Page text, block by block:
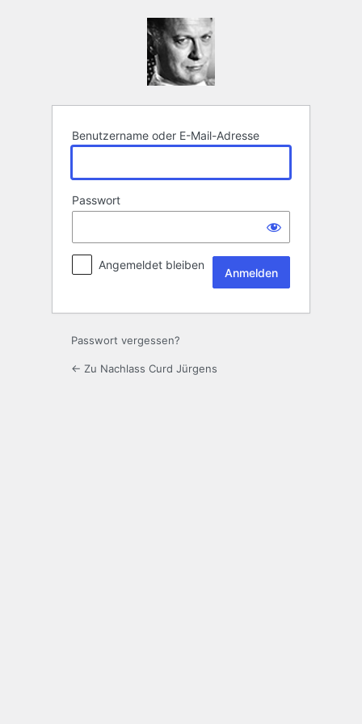
Benutzername oder E-Mail-Adresse
Passwort
Angemeldet bleiben
Passwort vergessen?
← Zu Nachlass Curd Jürgens